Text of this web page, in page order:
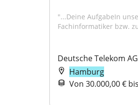
"...Deine AufgabeIn
Fachinformatiker bzw.
Deutsche Telekom AG
Hamburg
Von 30.000,00 €